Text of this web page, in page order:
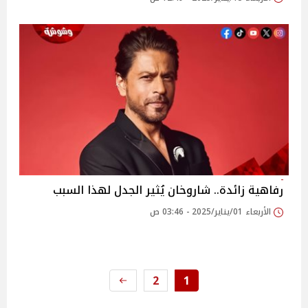
رفاهية زائدة.. شاروخان يُثير الجدل لهذا السبب
الأربعاء 01/يناير/2025 - 03:46 ص
1
2